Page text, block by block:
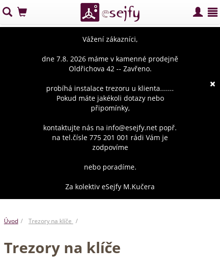
×
Vážení zákazníci,
dne 7.8. 2026 máme v kamenné prodejně
Oldřichova 42 -- Zavřeno.
probíhá instalace trezoru u klienta.......
Pokud máte jakékoli dotazy nebo
připomínky,
kontaktujte nás na info@esejfy.net popř.
na tel.čísle 775 201 001 rádi Vám je
zodpovíme
nebo poradíme.
Za kolektiv eSejfy M.Kučera
Úvod Trezory na klíče
Trezory na klíče